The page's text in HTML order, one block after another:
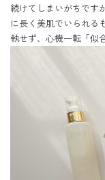
続けてしまいがちです
に長く美肌でいられる